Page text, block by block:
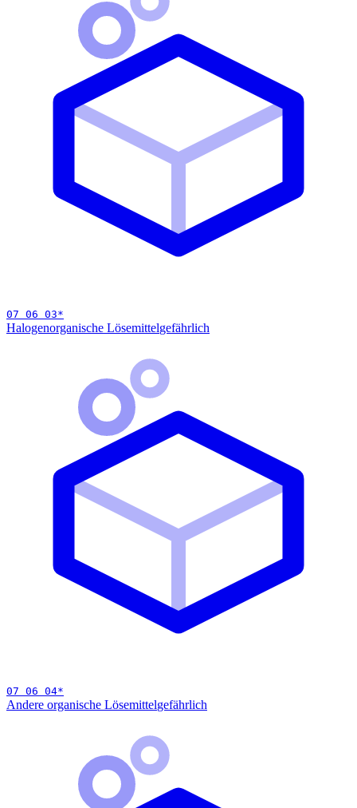
07 06 03*
Halogenorganische Lösemittelgefährlich
07 06 04*
Andere organische Lösemittelgefährlich